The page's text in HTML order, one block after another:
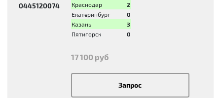
0445120074
Краснодар
2
Екатеринбург
0
Казань
3
Пятигорск
0
17 100 руб
Запрос